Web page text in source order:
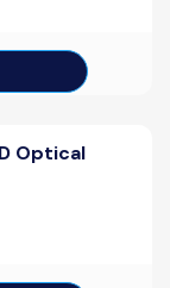
Optical